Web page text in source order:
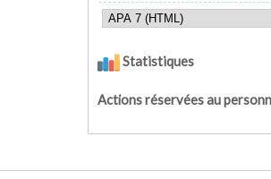
Statistiques
Actions réservées au